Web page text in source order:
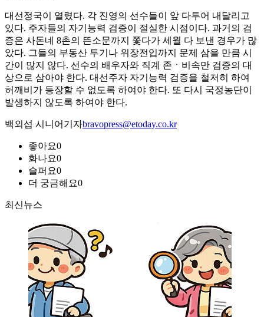
대선정국이 열렸다. 각 진영의 선수들이 앞 다투어 내달리고
있다. 주자들의 자기능력 검증이 절실한 시점이다. 과거의 검
증은 사돈네 8촌의 뜬소문까지 쫓다가 세월 다 보낸 경우가 많
았다. 그들의 부동산 투기나 위장전입까지 문제 삼을 만큼 시
간이 많지 않다. 선수의 배우자와 직계 존ㆍ비속만 검증의 대
상으로 삼아야 한다. 대선주자 자기능력 검증을 철저히 하여
허깨비가 등장할 수 없도록 하여야 한다. 또 다시 국정농단이
발생하지 않도록 하여야 한다.
백외섭 시니어기자bravopress@etoday.co.kr
좋아요0
화나요0
슬퍼요0
더 궁금해요0
최신뉴스